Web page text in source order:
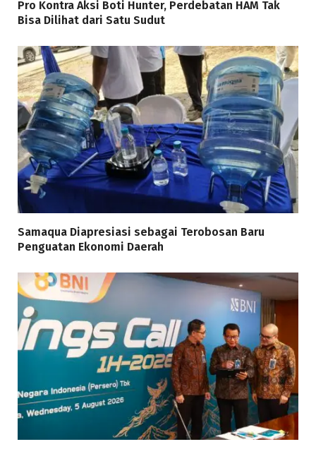
Pro Kontra Aksi Boti Hunter, Perdebatan HAM Tak
Bisa Dilihat dari Satu Sudut
Samaqua Diapresiasi sebagai Terobosan Baru
Penguatan Ekonomi Daerah